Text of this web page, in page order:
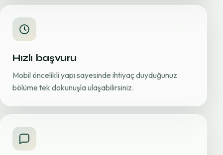
Hızlı başvuru
Mobil öncelikli yapı sayesinde ihtiyaç duyduğunuz
bölüme tek dokunuşla ulaşabilirsiniz.